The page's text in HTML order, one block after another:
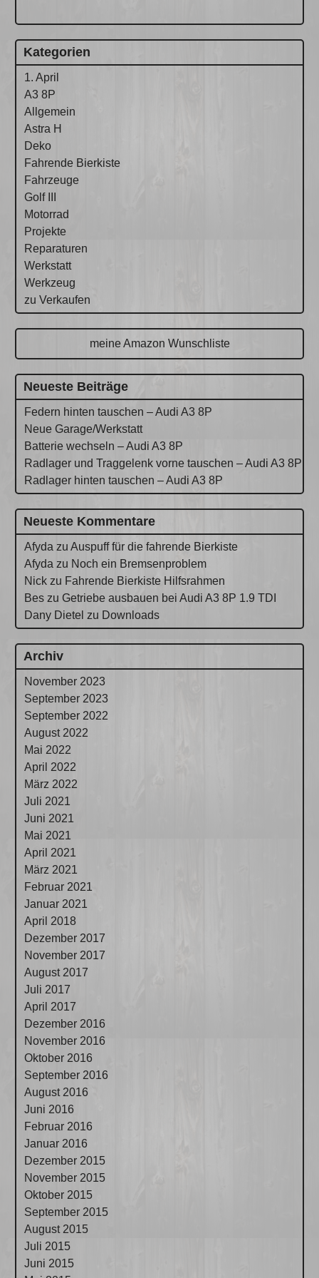
Kategorien
1. April
A3 8P
Allgemein
Astra H
Deko
Fahrende Bierkiste
Fahrzeuge
Golf III
Motorrad
Projekte
Reparaturen
Werkstatt
Werkzeug
zu Verkaufen
meine Amazon Wunschliste
Neueste Beiträge
Federn hinten tauschen – Audi A3 8P
Neue Garage/Werkstatt
Batterie wechseln – Audi A3 8P
Radlager und Traggelenk vorne tauschen – Audi A3 8P
Radlager hinten tauschen – Audi A3 8P
Neueste Kommentare
Afyda zuAuspuff für die fahrende Bierkiste
Afyda zu Noch ein Bremsenproblem
Nick zu Fahrende Bierkiste Hilfsrahmen
Bes zuGetriebe ausbauen bei Audi A3 8P 1.9 TDI
Dany Dietel zu Downloads
Archiv
November 2023
September 2023
September 2022
August 2022
Mai 2022
April 2022
März 2022
Juli 2021
Juni 2021
Mai 2021
April 2021
März 2021
Februar 2021
Januar 2021
April 2018
Dezember 2017
November 2017
August 2017
Juli 2017
April 2017
Dezember 2016
November 2016
Oktober 2016
September 2016
August 2016
Juni 2016
Februar 2016
Januar 2016
Dezember 2015
November 2015
Oktober 2015
September 2015
August 2015
Juli 2015
Juni 2015